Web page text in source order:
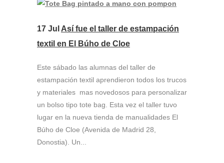
17 Jul Así fue el taller de estampación
textil en El Búho de Cloe
Este sábado las alumnas del taller de
estampación textil aprendieron todos los trucos
y materiales mas novedosos para personalizar
un bolso tipo tote bag. Esta vez el taller tuvo
lugar en la nueva tienda de manualidades El
Búho de Cloe (Avenida de Madrid 28,
Donostia). Un...